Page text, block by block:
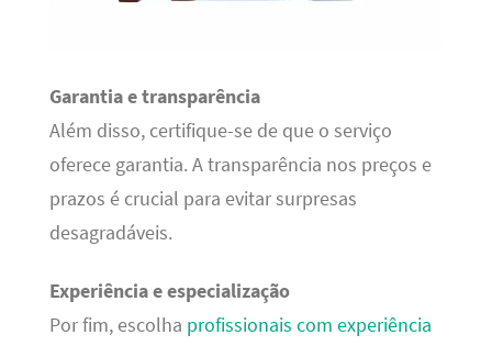
Garantia e transparência
Além disso, certifique-se de que o serviço
oferece garantia. A transparência nos preços e
prazos é crucial para evitar surpresas
desagradáveis.
Experiência e especialização
Por fim, escolha profissionais com experiência